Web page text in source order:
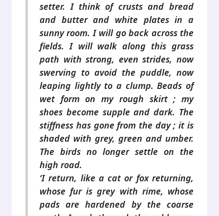
setter. I think of crusts and bread
and butter and white plates in a
sunny room. I will go back across the
fields. I will walk along this grass
path with strong, even strides, now
swerving to avoid the puddle, now
leaping lightly to a clump. Beads of
wet form on my rough skirt ; my
shoes become supple and dark. The
stiffness has gone from the day ; it is
shaded with grey, green and umber.
The birds no longer settle on the
high road.
‘I return, like a cat or fox returning,
whose fur is grey with rime, whose
pads are hardened by the coarse